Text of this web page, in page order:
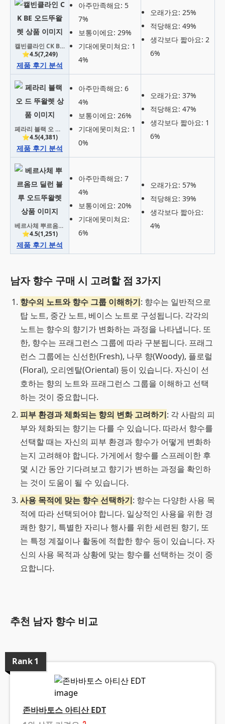
캘빈클라인 CK BE 오드뚜왈렛
⭐4.5(7,249)
제품 후기 분석
아주만족해요: 5
7%
보통이에요: 29%
기대에못미쳐요: 1
4%
오래가요: 25%
적당해요: 49%
생각보다 짧아요: 2
6%
페라리 블랙 오 드 뚜왈렛
⭐4.5(4,381)
제품 후기 분석
아주만족해요: 6
4%
보통이에요: 26%
기대에못미쳐요: 1
0%
오래가요: 37%
적당해요: 47%
생각보다 짧아요: 1
6%
베르사체 뿌르옴므 딜런 블루 오드뚜왈렛
⭐4.5(1,251)
제품 후기 분석
아주만족해요: 7
4%
보통이에요: 20%
기대에못미쳐요:
6%
오래가요: 57%
적당해요: 39%
생각보다 짧아요:
4%
남자 향수 구매 시 고려할 점 3가지
향수의 노트와 향수 그룹 이해하기: 향수는 일반적으로
탑 노트, 중간 노트, 베이스 노트로 구성됩니다. 각각의
노트는 향수의 향기가 변화하는 과정을 나타냅니다. 또
한, 향수는 프래그런스 그룹에 따라 구분됩니다. 프래그
런스 그룹에는 신선한(Fresh), 나무 향(Woody), 플로럴
(Floral), 오리엔탈(Oriental) 등이 있습니다. 자신이 선
호하는 향의 노트와 프래그런스 그룹을 이해하고 선택
하는 것이 중요합니다.
피부 환경과 체화되는 향의 변화 고려하기: 각 사람의 피
부와 체화되는 향기는 다를 수 있습니다. 따라서 향수를
선택할 때는 자신의 피부 환경과 향수가 어떻게 변화하
는지 고려해야 합니다. 가게에서 향수를 스프레이한 후
몇 시간 동안 기다려보고 향기가 변하는 과정을 확인하
는 것이 도움이 될 수 있습니다.
사용 목적에 맞는 향수 선택하기: 향수는 다양한 사용 목
적에 따라 선택되어야 합니다. 일상적인 사용을 위한 경
쾌한 향기, 특별한 자리나 행사를 위한 세련된 향기, 또
는 특정 계절이나 활동에 적합한 향수 등이 있습니다. 자
신의 사용 목적과 상황에 맞는 향수를 선택하는 것이 중
요합니다.
추천 남자 향수 비교
Rank1
존바바토스 아티산 EDT